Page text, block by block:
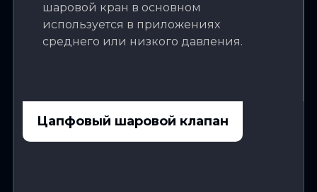
шаровой кран в основном
используется в приложениях
среднего или низкого давления.
Цапфовый шаровой клапан